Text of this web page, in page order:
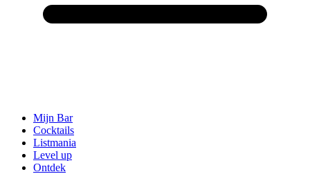
Mijn Bar
Cocktails
Listmania
Level up
Ontdek